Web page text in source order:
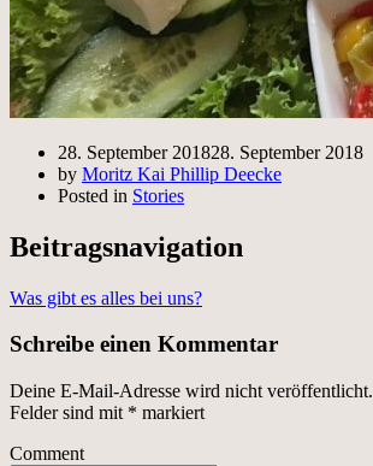
28. September 201828. September 2018
by Moritz Kai Phillip Deecke
Posted in Stories
Beitragsnavigation
Was gibt es alles bei uns?
Schreibe einen Kommentar
Deine E-Mail-Adresse wird nicht veröffentlicht.
Felder sind mit * markiert
Comment